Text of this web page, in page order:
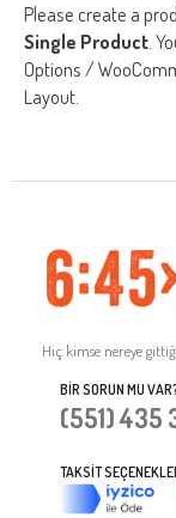
Please create a
Single Product .
Options /
Layout.
Hiç kimse nereye
BIR SORUN MU
(551) 435
TAKSIT